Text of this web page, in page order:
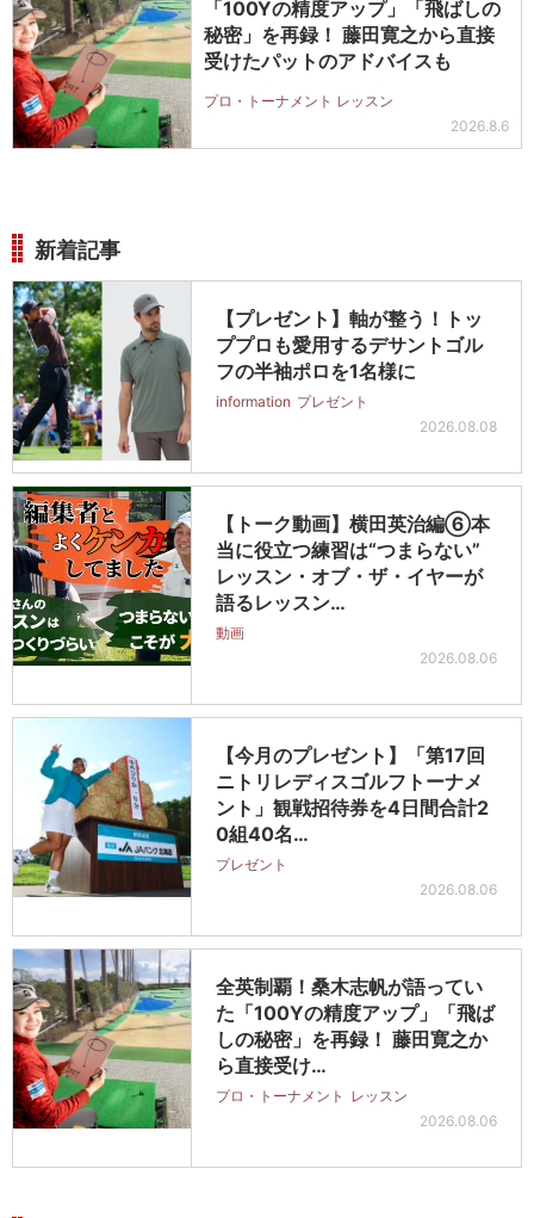
「100Yの精度アップ」「飛ばしの
秘密」を再録！ 藤田寛之から直接
受けたパットのアドバイスも
プロ・トーナメント レッスン
2026.8.6
新着記事
【プレゼント】軸が整う！トッ
ププロも愛用するデサントゴル
フの半袖ポロを1名様に
information プレゼント
2026.08.08
【トーク動画】横田英治編⑥本
当に役立つ練習は“つまらない”
レッスン・オブ・ザ・イヤーが
語るレッスン…
動画
2026.08.06
【今月のプレゼント】「第17回
ニトリレディスゴルフトーナメ
ント」観戦招待券を4日間合計2
0組40名…
プレゼント
2026.08.06
全英制覇！桑木志帆が語ってい
た「100Yの精度アップ」「飛ば
しの秘密」を再録！ 藤田寛之か
ら直接受け…
プロ・トーナメント レッスン
2026.08.06